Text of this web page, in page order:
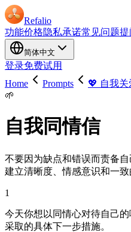
Refalio
功能价格隐私承诺常见问题提
简体中文
登录免费试用
Home
Prompts 💖 自我关
🌱
自我同情信
不要因为缺点和错误而责备
建立清晰度、情感意识和一致
1
今天你想以同情心对待自己
采取的具体下一步措施。